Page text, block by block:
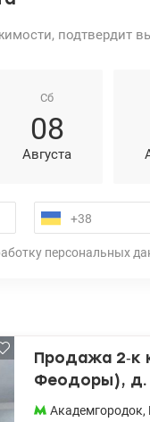
подтвердит
Сб
08
Августа
персональных
Продажа 2‑к
Феодоры), д.
Академгородок,